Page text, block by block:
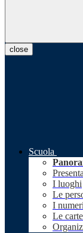
close
Scuola
I luoghi
Le
I
Le